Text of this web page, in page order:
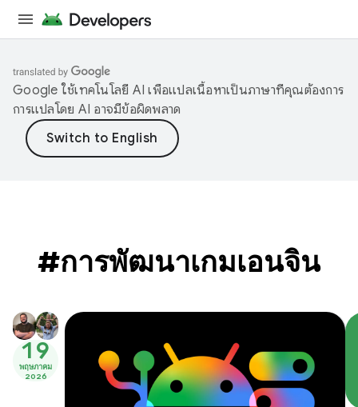
Google ใช้เทคโนโลยี AI เพื่อแปลเนื้อหาเป็นภาษาที่คุณต้องการ
การแปลโดย AI อาจมีข้อผิดพลาด
#การพัฒนาเกมเอนจิน
19
พฤษภาคม
2026